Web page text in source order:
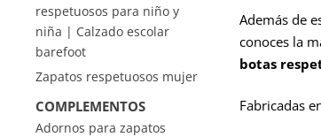
Además de
conoces la
botas
Fabricadas
respetuosos para niño y
niña | Calzado escolar
barefoot
Zapatos respetuosos mujer
COMPLEMENTOS
Adornos para zapatos